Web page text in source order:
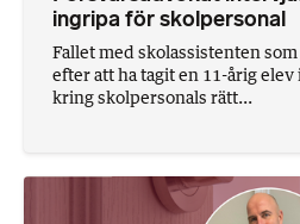
ingripa för skolpersonal
Fallet med skolassistenten
efter att ha tagit en 11-årig
kring skolpersonals rätt...